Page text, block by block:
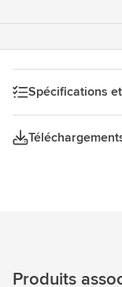
Spécifications
Produits